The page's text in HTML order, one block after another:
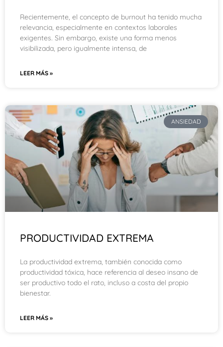
Recientemente, el concepto de burnout ha tenido mucha
relevancia, especialmente en contextos laborales
exigentes. Sin embargo, existe una forma menos
visibilizada, pero igualmente intensa, de
LEER MÁS »
ANSIEDAD
PRODUCTIVIDAD EXTREMA
La productividad extrema, también conocida como
productividad tóxica, hace referencia al deseo insano de
ser productivo todo el rato, incluso a costa del propio
bienestar.
LEER MÁS »